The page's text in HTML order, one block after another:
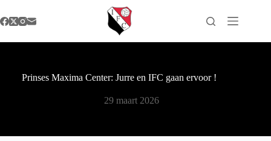
naar
de
Prinses Maxima Center: Jurre en IFC gaan ervoor !
29 maart 2026